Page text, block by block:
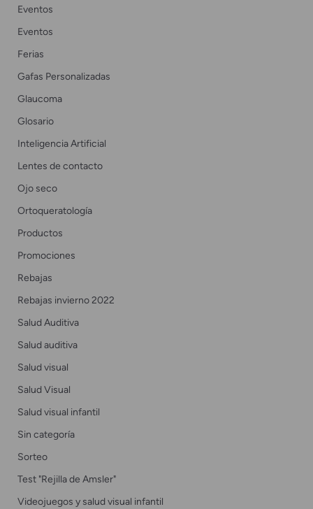
Eventos
Eventos
Ferias
Gafas Personalizadas
Glaucoma
Glosario
Inteligencia Artificial
Lentes de contacto
Ojo seco
Ortoqueratología
Productos
Promociones
Rebajas
Rebajas invierno 2022
Salud Auditiva
Salud auditiva
Salud visual
Salud Visual
Salud visual infantil
Sin categoría
Sorteo
Test "Rejilla de Amsler"
Videojuegos y salud visual infantil